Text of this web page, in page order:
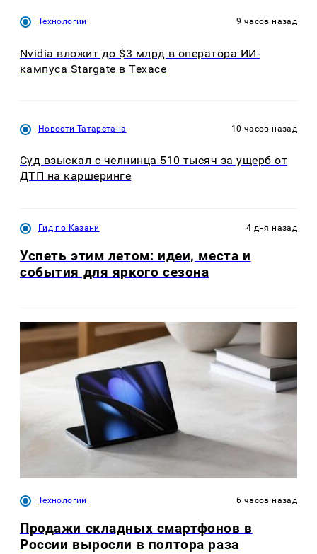
Технологии 9 часов назад
Nvidia вложит до $3 млрд в оператора ИИ-
кампуса Stargate в Техасе
Новости Татарстана 10 часов назад
Суд взыскал с челнинца 510 тысяч за ущерб от
ДТП на каршеринге
Гид по Казани 4 дня назад
Успеть этим летом: идеи, места и
события для яркого сезона
Технологии 6 часов назад
Продажи складных смартфонов в
России выросли в полтора раза